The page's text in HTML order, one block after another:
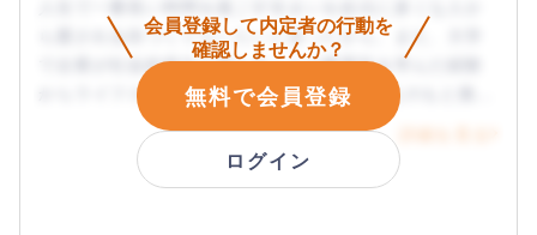
ら愛される街づくりをしたいと思ったから。また、大学
で企業が社会的責任を果たすことの重要性を学んだ経験
からライフスタイリング×経年優化という考えのもと挑戦
を継続されている姿勢に共感したから。
会員登録して内定者の行動を
確認しませんか？
無料で会員登録
ログイン